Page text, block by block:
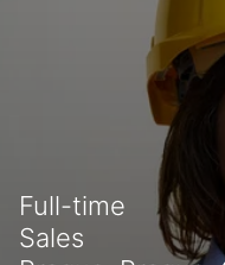
Full-time
Sales